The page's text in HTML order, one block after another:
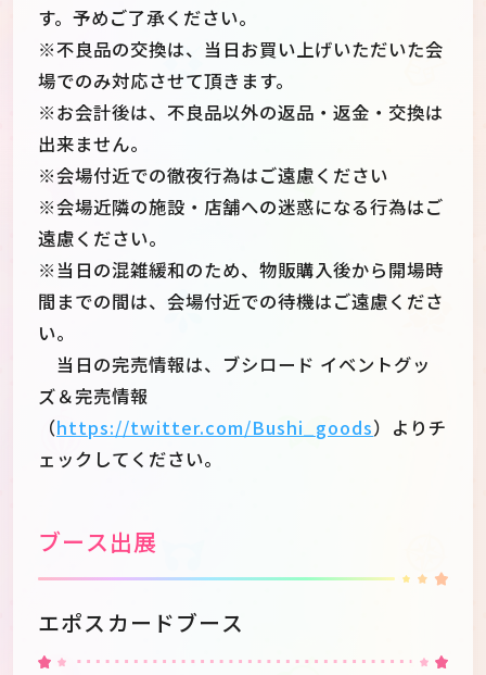
す。予めご了承ください。
※不良品の交換は、当日お買い上げいただいた会
場でのみ対応させて頂きます。
※お会計後は、不良品以外の返品・返金・交換は
出来ません。
※会場付近での徹夜行為はご遠慮ください
※会場近隣の施設・店舗への迷惑になる行為はご
遠慮ください。
※当日の混雑緩和のため、物販購入後から開場時
間までの間は、会場付近での待機はご遠慮くださ
い。
当日の完売情報は、ブシロード イベントグッ
ズ＆完売情報
（https://twitter.com/Bushi_goods）よりチ
ェックしてください。
ブース出展
エポスカードブース